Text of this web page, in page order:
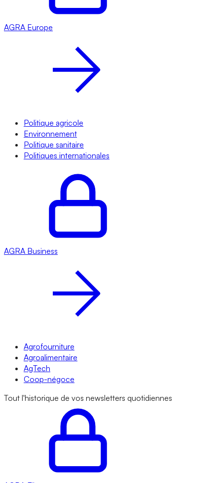
AGRA Europe
Politique agricole
Environnement
Politique sanitaire
Politiques internationales
AGRA Business
Agrofourniture
Agroalimentaire
AgTech
Coop-négoce
Tout l'historique de vos newsletters quotidiennes